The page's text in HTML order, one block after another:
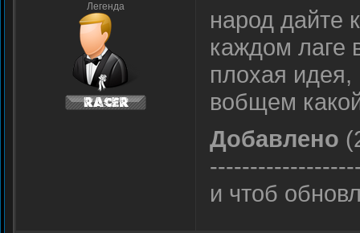
Легенда
народ дайте
каждом лаге
плохая
вобщем
Добавлено
и чтоб